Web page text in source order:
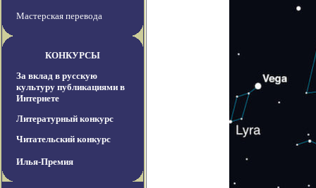
Мастерская перевода
КОНКУРСЫ
За вклад в русскую
культуру публикациями в
Интернете
Литературный конкурс
Читательский конкурс
Илья-Премия